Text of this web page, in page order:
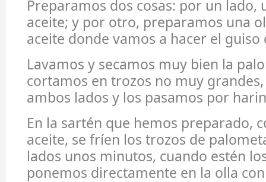
Preparamos dos cosas: por un lado,
aceite; y por otro, preparamos una
aceite donde vamos a hacer el
Lavamos y secamos muy bien la
cortamos en trozos no muy
ambos lados y los pasamos por
En la sartén que hemos preparado,
aceite, se fríen los trozos de
lados unos minutos, cuando estén
ponemos directamente en la olla